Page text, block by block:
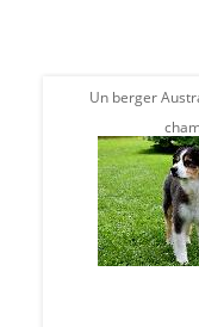
Un berger